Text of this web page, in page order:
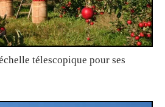
télescopique pour ses